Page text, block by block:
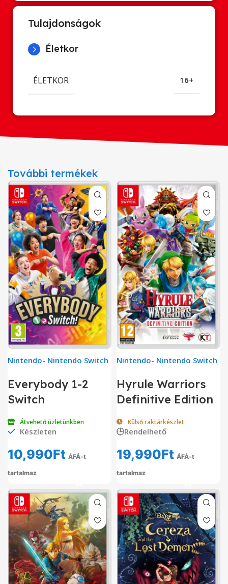
Tulajdonságok
Életkor
ÉLETKOR 16+
További termékek
Nintendo- Nintendo Switch
Everybody 1-2
Switch
Átvehető üzletünkben
Készleten
10,990Ft ÁFÁ-t
tartalmaz
Nintendo- Nintendo Switch
Hyrule Warriors
Definitive Edition
Külső raktárkészlet
🕒Rendelhető
19,990Ft ÁFÁ-t
tartalmaz